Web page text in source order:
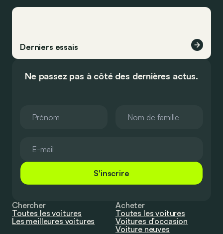
Derniers essais
Ne passez pas à côté des dernières actus.
S'inscrire
Chercher
Toutes les voitures
Les meilleures voitures
Acheter
Toutes les voitures
Voitures d’occasion
Voiture neuves